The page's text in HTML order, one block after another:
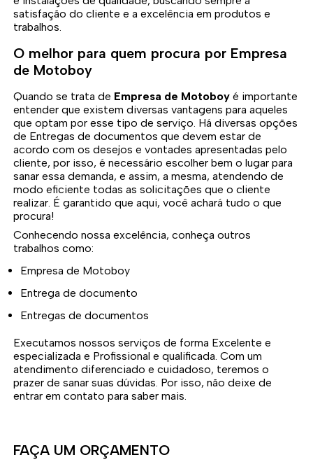
satisfação do cliente e a excelência em produtos e
trabalhos.
O melhor para quem procura por Empresa
de Motoboy
Quando se trata de Empresa de Motoboy é importante
entender que existem diversas vantagens para aqueles
que optam por esse tipo de serviço. Há diversas opções
de Entregas de documentos que devem estar de
acordo com os desejos e vontades apresentadas pelo
cliente, por isso, é necessário escolher bem o lugar para
sanar essa demanda, e assim, a mesma, atendendo de
modo eficiente todas as solicitações que o cliente
realizar. É garantido que aqui, você achará tudo o que
procura!
Conhecendo nossa excelência, conheça outros
trabalhos como:
Empresa de Motoboy
Entrega de documento
Entregas de documentos
Executamos nossos serviços de forma Excelente e
especializada e Profissional e qualificada. Com um
atendimento diferenciado e cuidadoso, teremos o
prazer de sanar suas dúvidas. Por isso, não deixe de
entrar em contato para saber mais.
FAÇA UM ORÇAMENTO